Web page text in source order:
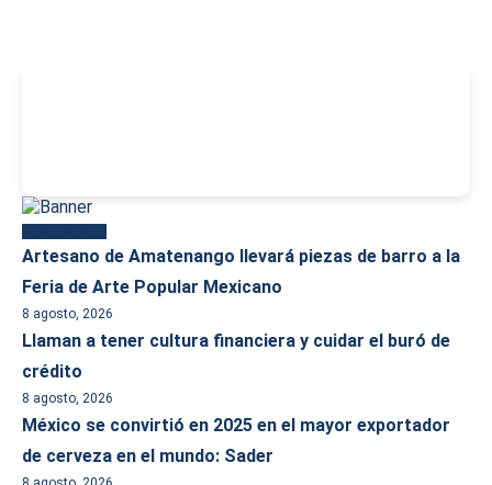
Artesano de Amatenango llevará piezas de barro a la
Feria de Arte Popular Mexicano
8 agosto, 2026
Llaman a tener cultura financiera y cuidar el buró de
crédito
8 agosto, 2026
México se convirtió en 2025 en el mayor exportador
de cerveza en el mundo: Sader